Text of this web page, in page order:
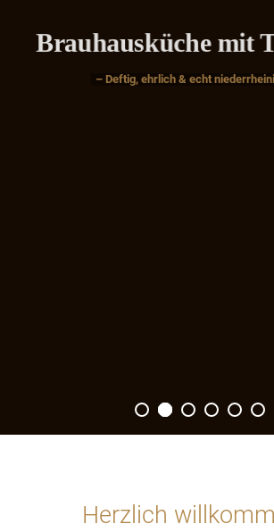
Brauhausküche mit
– Deftig, ehrlich & echt
Herzlich